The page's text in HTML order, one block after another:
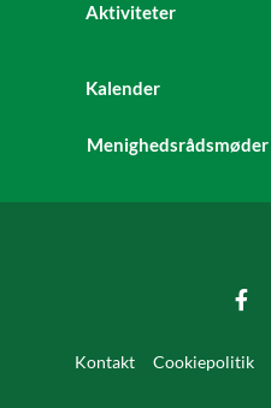
Aktiviteter
Kalender
Menighedsrådsmøder
Kontakt Cookiepolitik